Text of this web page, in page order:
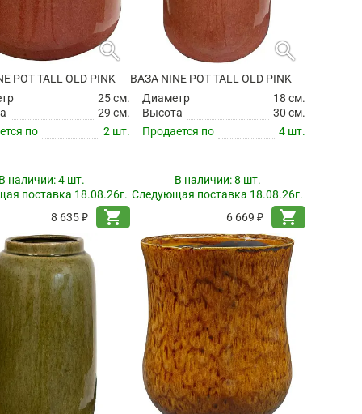
search
POT TALL OLD PINK
25 см.
29 см.
по
2 шт.
наличии:4 шт.
поставка 18.08.26г.
8 635 ₽
shopping_cart
search
ВАЗА NINE POT TALL OLD PINK
Диаметр
18 см.
Высота
30 см.
Продается по
4 шт.
В наличии:8 шт.
Следующая поставка 18.08.26г.
6 669 ₽
shopping_cart